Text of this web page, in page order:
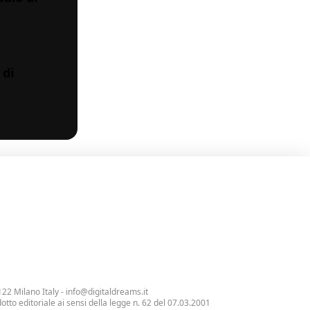
Milano Italy - info@digitaldreams.it
editoriale ai sensi della legge n. 62 del 07.03.2001